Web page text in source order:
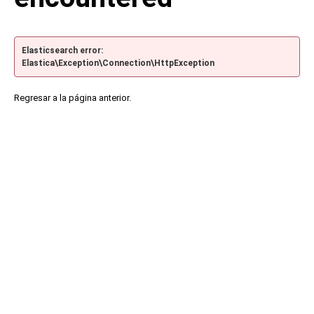
Elasticsearch error:
Elastica\Exception\Connection\HttpException
Regresar a la página anterior.